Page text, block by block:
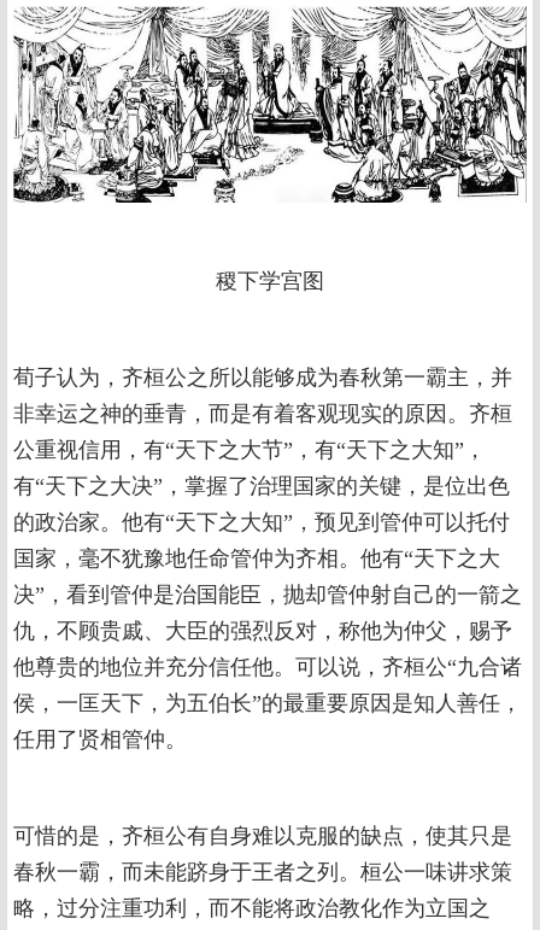
稷下学宫图
荀子认为，齐桓公之所以能够成为春秋第一霸主，并
非幸运之神的垂青，而是有着客观现实的原因。齐桓
公重视信用，有“天下之大节”，有“天下之大知”，
有“天下之大决”，掌握了治理国家的关键，是位出色
的政治家。他有“天下之大知”，预见到管仲可以托付
国家，毫不犹豫地任命管仲为齐相。他有“天下之大
决”，看到管仲是治国能臣，抛却管仲射自己的一箭之
仇，不顾贵戚、大臣的强烈反对，称他为仲父，赐予
他尊贵的地位并充分信任他。可以说，齐桓公“九合诸
侯，一匡天下，为五伯长”的最重要原因是知人善任，
任用了贤相管仲。
可惜的是，齐桓公有自身难以克服的缺点，使其只是
春秋一霸，而未能跻身于王者之列。桓公一味讲求策
略，过分注重功利，而不能将政治教化作为立国之